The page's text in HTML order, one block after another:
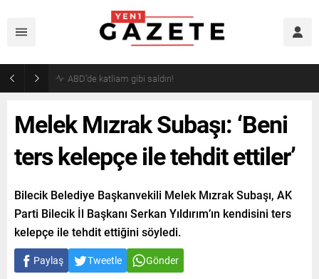
Akaryakıtta indirim bekleyenlere kötü haber!
Melek Mızrak Subaşı: ‘Beni
ters kelepçe ile tehdit ettiler’
Bilecik Belediye Başkanvekili Melek Mızrak Subaşı, AK
Parti Bilecik İl Başkanı Serkan Yıldırım’ın kendisini ters
kelepçe ile tehdit ettiğini söyledi.
Paylaş Tweetle Gönder